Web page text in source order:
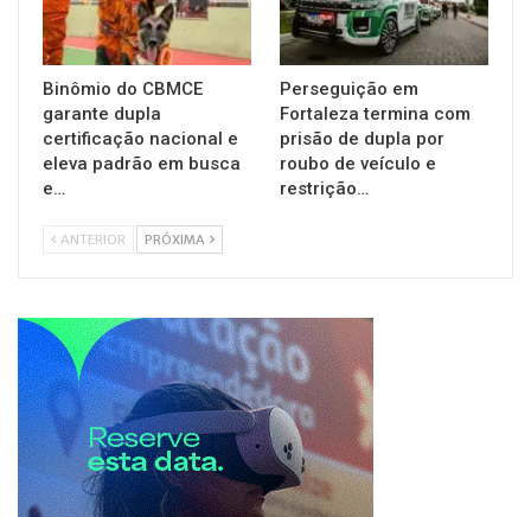
Binômio do CBMCE
garante dupla
certificação nacional e
eleva padrão em busca
e…
Perseguição em
Fortaleza termina com
prisão de dupla por
roubo de veículo e
restrição…
ANTERIOR PRÓXIMA